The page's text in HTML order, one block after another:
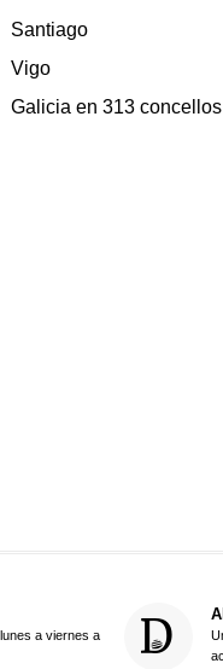
Santiago
Vigo
Galicia en 313 concellos
a viernes a